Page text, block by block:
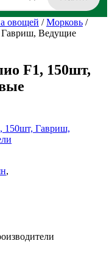
овощей /Морковь /
Гавриш, Ведущие
F1, 150шт,
,